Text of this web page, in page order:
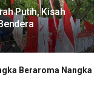
Putih, Kisah
Beraroma Nangka